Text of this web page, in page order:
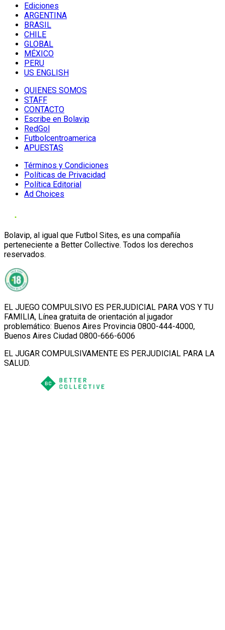
Ediciones
ARGENTINA
BRASIL
CHILE
GLOBAL
MÉXICO
PERU
US ENGLISH
QUIENES SOMOS
STAFF
CONTACTO
Escribe en Bolavip
RedGol
Futbolcentroamerica
APUESTAS
Términos y Condiciones
Políticas de Privacidad
Política Editorial
Ad Choices
Bolavip, al igual que Futbol Sites, es una compañía
perteneciente a Better Collective. Todos los derechos
reservados.
EL JUEGO COMPULSIVO ES PERJUDICIAL PARA VOS Y TU
FAMILIA, Línea gratuita de orientación al jugador
problemático: Buenos Aires Provincia 0800-444-4000,
Buenos Aires Ciudad 0800-666-6006
EL JUGAR COMPULSIVAMENTE ES PERJUDICIAL PARA LA
SALUD.